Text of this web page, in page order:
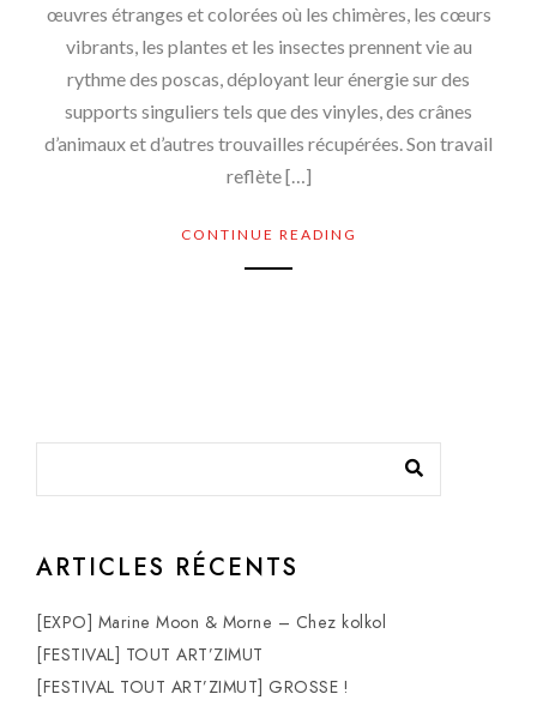
œuvres étranges et colorées où les chimères, les cœurs
vibrants, les plantes et les insectes prennent vie au
rythme des poscas, déployant leur énergie sur des
supports singuliers tels que des vinyles, des crânes
d’animaux et d’autres trouvailles récupérées. Son travail
reflète […]
CONTINUE READING
ARTICLES RÉCENTS
[EXPO] Marine Moon & Morne – Chez kolkol
[FESTIVAL] TOUT ART’ZIMUT
[FESTIVAL TOUT ART’ZIMUT] GROSSE !